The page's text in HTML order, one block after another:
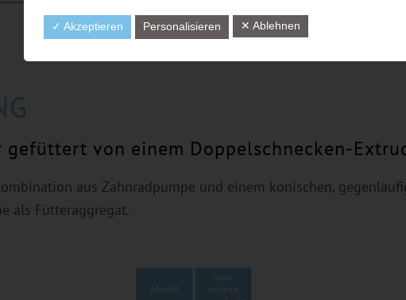
gefüttert von einem Doppelschnecken-
aus Zahnradpumpe und einem konischen,
als Fütteraggregat.
✓ Akzeptieren Personalisieren ✕ Ablehnen